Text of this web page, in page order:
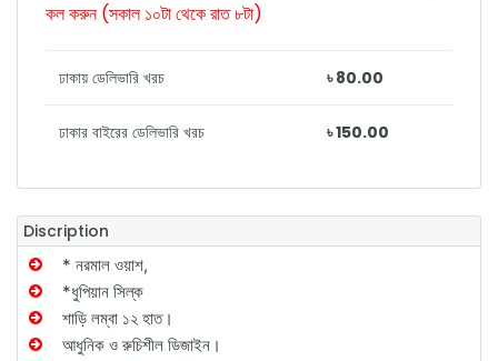
কল করুন (সকাল ১০টা থেকে রাত ৮টা)
ঢাকায় ডেলিভারি খরচ ৳ 80.00
ঢাকার বাইরের ডেলিভারি খরচ ৳ 150.00
Discription
* নরমাল ওয়াশ,
*ধুপিয়ান সিল্ক
শাড়ি লম্বা ১২ হাত।
আধুনিক ও রুচিশীল ডিজাইন।